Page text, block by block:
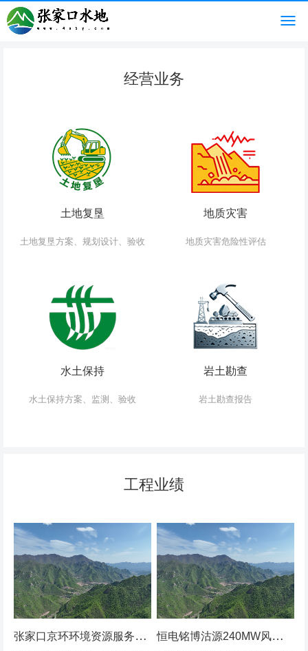
经营业务
土地复垦
土地复垦方案、规划设计、验收
地质灾害
地质灾害危险性评估
水土保持
水土保持方案、监测、验收
岩土勘查
岩土勘查报告
工程业绩
张家口京环环境资源服务有限公司新建环卫保障基地项目土地复垦验收资料 恒电铭博沽源240MW风电项目220kV送出线路工程项目土地复垦验收资料